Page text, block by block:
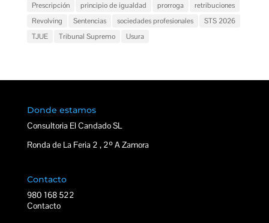
Prescripción
principio de igualdad prorroga
retribuciones
Revolving
Sentencias sociedades profesionales
STS 2026
TJUE
Tribunal Supremo Usura
Donde estamos
Consultoria El Candado SL
Ronda de La Feria 2 , 2º A Zamora
Contacto
980 168 522
Contacto